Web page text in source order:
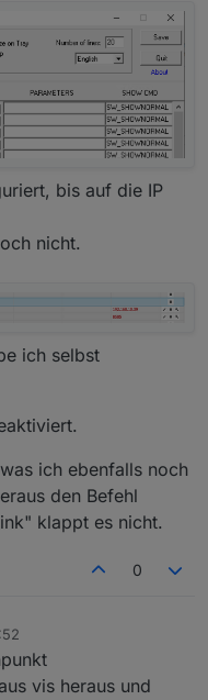
bis auf die IP
nicht.
ich selbst
ich ebenfalls noch
den Befehl
klappt es nicht.
0
vis heraus und